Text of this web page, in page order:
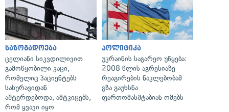
საზოგადოება
ცელიანი სიკვდილივით
გამოწყობილი კაცი,
რომელიც პაციენტებს
სახურავიდან
აშტერდებოდა, ამტკიცებს,
რომ ყვავი იყო
პოლიტიკა
უკრაინის საგარეო უწყება:
2008 წლის აგრესიაზე
რეაგირების ნაკლებობამ
გზა გაუხსნა
ფართომასშტაბიან ომებს